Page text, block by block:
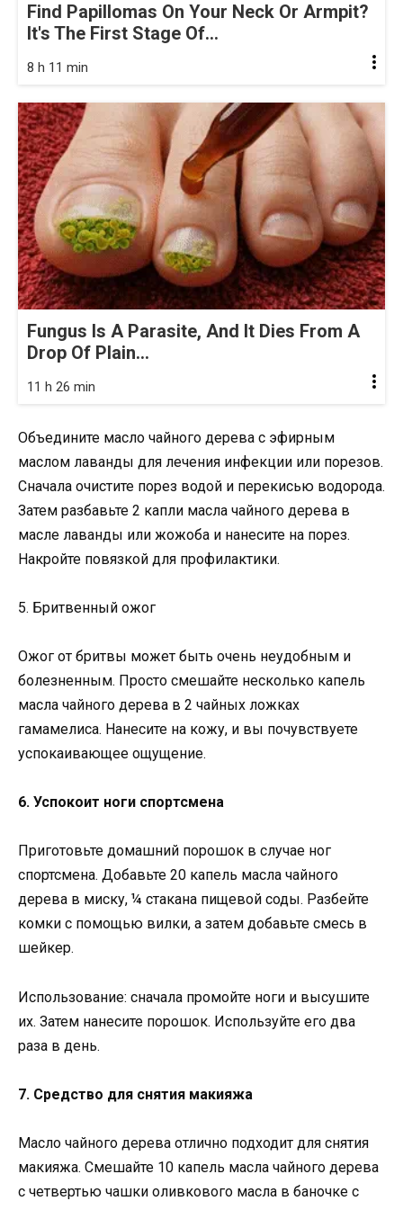
Find Papillomas On Your Neck Or Armpit?
It's The First Stage Of...
8 h 11 min
Fungus Is A Parasite, And It Dies From A
Drop Of Plain...
11 h 26 min
Объедините масло чайного дерева с эфирным
маслом лаванды для лечения инфекции или порезов.
Сначала очистите порез водой и перекисью водорода.
Затем разбавьте 2 капли масла чайного дерева в
масле лаванды или жожоба и нанесите на порез.
Накройте повязкой для профилактики.
5. Бритвенный ожог
Ожог от бритвы может быть очень неудобным и
болезненным. Просто смешайте несколько капель
масла чайного дерева в 2 чайных ложках
гамамелиса. Нанесите на кожу, и вы почувствуете
успокаивающее ощущение.
6. Успокоит ноги спортсмена
Приготовьте домашний порошок в случае ног
спортсмена. Добавьте 20 капель масла чайного
дерева в миску, ¼ стакана пищевой соды. Разбейте
комки с помощью вилки, а затем добавьте смесь в
шейкер.
Использование: сначала промойте ноги и высушите
их. Затем нанесите порошок. Используйте его два
раза в день.
7. Средство для снятия макияжа
Масло чайного дерева отлично подходит для снятия
макияжа. Смешайте 10 капель масла чайного дерева
с четвертью чашки оливкового масла в баночке с